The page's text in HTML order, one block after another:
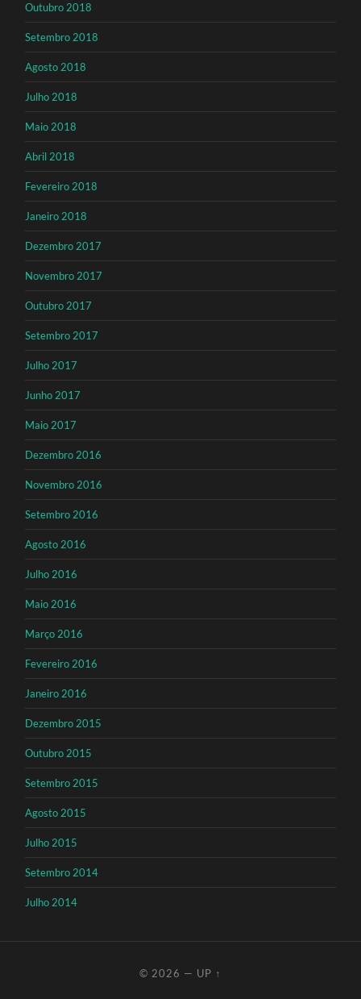
Outubro 2018
Setembro 2018
Agosto 2018
Julho 2018
Maio 2018
Abril 2018
Fevereiro 2018
Janeiro 2018
Dezembro 2017
Novembro 2017
Outubro 2017
Setembro 2017
Julho 2017
Junho 2017
Maio 2017
Dezembro 2016
Novembro 2016
Setembro 2016
Agosto 2016
Julho 2016
Maio 2016
Março 2016
Fevereiro 2016
Janeiro 2016
Dezembro 2015
Outubro 2015
Setembro 2015
Agosto 2015
Julho 2015
Setembro 2014
Julho 2014
© 2026 — UP ↑